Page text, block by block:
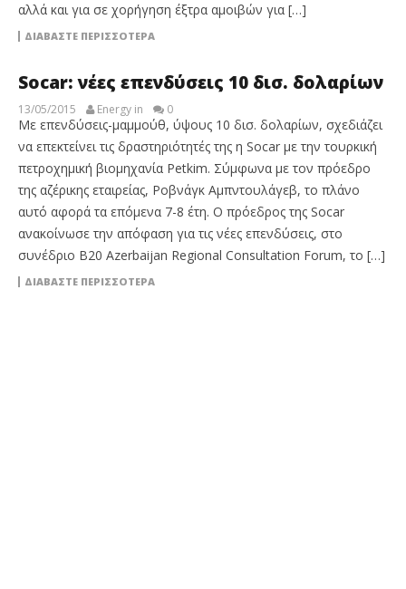
αλλά και για σε χορήγηση έξτρα αμοιβών για […]
ΔΙΑΒΆΣΤΕ ΠΕΡΙΣΣΌΤΕΡΑ
Socar: νέες επενδύσεις 10 δισ. δολαρίων
13/05/2015 Energy in 0
Με επενδύσεις-μαμμούθ, ύψους 10 δισ. δολαρίων, σχεδιάζει
να επεκτείνει τις δραστηριότητές της η Socar με την τουρκική
πετροχημική βιομηχανία Petkim. Σύμφωνα με τον πρόεδρο
της αζέρικης εταιρείας, Ροβνάγκ Αμπντουλάγεβ, το πλάνο
αυτό αφορά τα επόμενα 7-8 έτη. Ο πρόεδρος της Socar
ανακοίνωσε την απόφαση για τις νέες επενδύσεις, στο
συνέδριο B20 Azerbaijan Regional Consultation Forum, το […]
ΔΙΑΒΆΣΤΕ ΠΕΡΙΣΣΌΤΕΡΑ